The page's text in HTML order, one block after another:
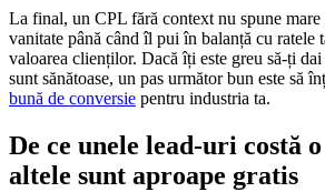
La final, un CPL fără context nu spune
vanitate până când îl pui în balanță cu ratele
valoarea clienților. Dacă îți este greu să-ți
sunt sănătoase, un pas următor bun este să
bună de conversie pentru industria ta.
De ce unele lead-uri costă
altele sunt aproape gratis